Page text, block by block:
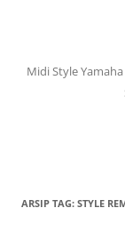
Midi Style Yamaha
ARSIP TAG: STYLE